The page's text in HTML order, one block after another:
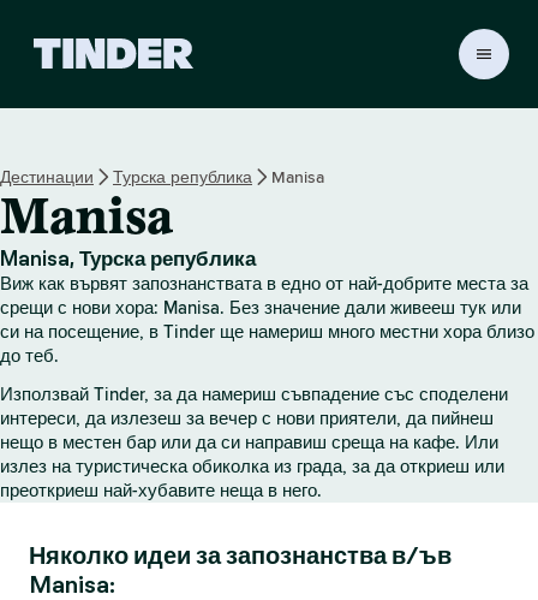
r
ч
а
л
о
Дестинации Турска република Manisa
Manisa
Manisa, Турска република
Виж как вървят запознанствата в едно от най-добрите места за
срещи с нови хора: Manisa. Без значение дали живееш тук или
си на посещение, в Tinder ще намериш много местни хора близо
до теб.
Използвай Tinder, за да намериш съвпадение със споделени
интереси, да излезеш за вечер с нови приятели, да пийнеш
нещо в местен бар или да си направиш среща на кафе. Или
излез на туристическа обиколка из града, за да откриеш или
преоткриеш най-хубавите неща в него.
Няколко идеи за запознанства в/ъв
Manisa: